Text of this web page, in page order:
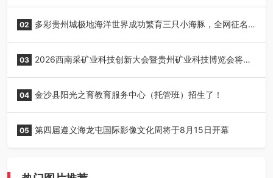
02 多彩贵州城极地海洋世界成功繁育三只小海豚，全网征名
03 2026西南采矿业科技创新大会暨贵州矿业科技博览会将在
04 金沙县阳光之育教育服务中心（托管班）招生了！
05 第四届遵义海龙屯国际影像文化周将于8月15日开幕